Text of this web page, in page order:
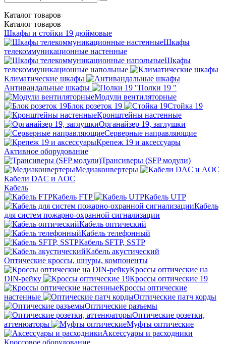
Каталог товаров
Каталог товаров
Шкафы и стойки 19 дюймовые
Шкафы
телекоммуникационные настенные
Шкафы
телекоммуникационные напольные
Климатические шкафы
Антивандальные шкафы
Полки 19 "
Модули вентиляторные
Блок розеток 19
Стойка 19
Кронштейны настенные
Органайзер 19, заглушки
Серверные направляющие
Крепеж 19 и аксессуары
Активное оборудование
Трансиверы (SFP модули)
Медиаконвертеры
Кабели DAC и AOC
Кабель
Кабель FTP
Кабель UTP
Кабель
для систем пожарно-охранной сигнализации
Кабель оптический
Кабель телефонный
Кабель SFTP, SSTP
Кабель акустический
Оптические кроссы, шнуры, компоненты
Кроссы оптические на
DIN-рейку
Кроссы оптические 19
Кроссы оптические
настенные
Оптические патч корды
Оптические разъемы
Оптические розетки,
аттенюаторы
Муфты оптические
Аксессуары и расходники
Кроссовое оборудование